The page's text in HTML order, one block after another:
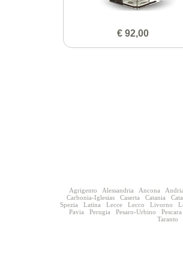
€ 92,00
Agrigento
Alessandria Ancona
Carbonia-Iglesias
Caserta Catania
Spezia
Latina Lecce Lecco Livorno
Pavia
Perugia Pesaro-Urbino Pescara
Taranto